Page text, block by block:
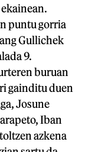
puntu gorria
Gullichek
9.
buruan
gainditu duen
Josune
Iban
azkena